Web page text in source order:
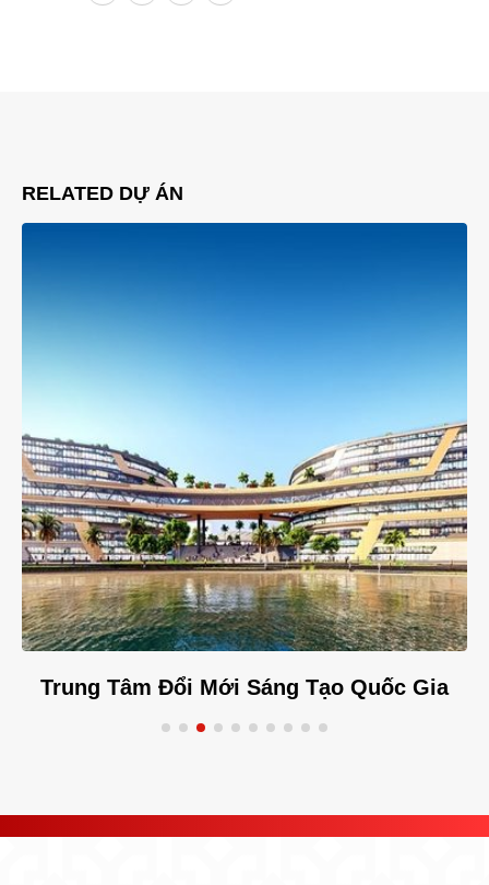
RELATED DỰ ÁN
Trung Tâm Đổi Mới Sáng Tạo Quốc Gia